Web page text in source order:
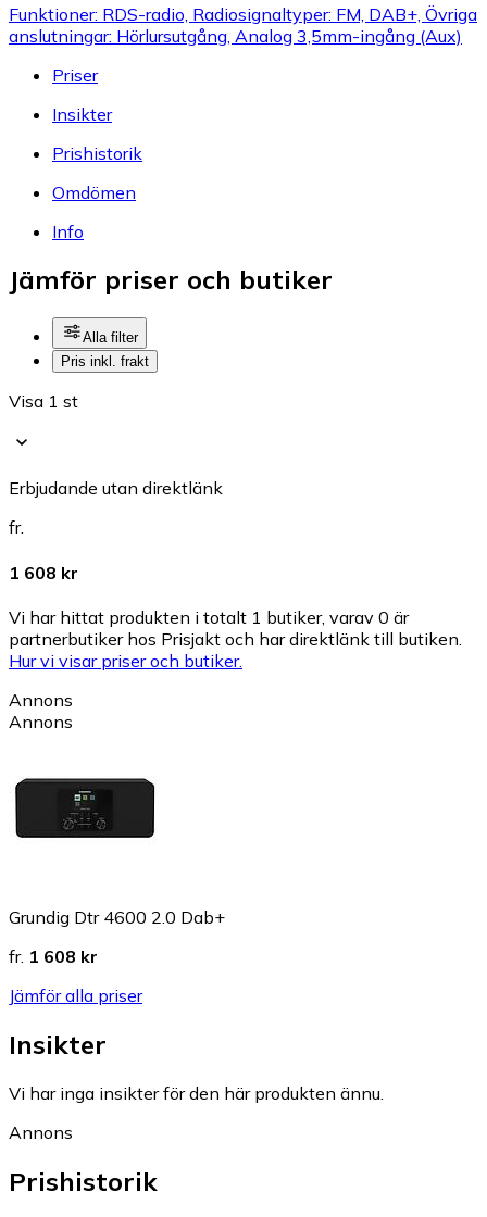
Funktioner: RDS-radio, Radiosignaltyper: FM, DAB+, Övriga
anslutningar: Hörlursutgång, Analog 3,5mm-ingång (Aux)
Priser
Insikter
Prishistorik
Omdömen
Info
Jämför priser och butiker
Alla filter
Pris inkl. frakt
Visa 1 st
Erbjudande utan direktlänk
fr.
1 608 kr
Vi har hittat produkten i totalt 1 butiker, varav 0 är
partnerbutiker hos Prisjakt och har direktlänk till butiken.
Hur vi visar priser och butiker.
Annons
Annons
Grundig Dtr 4600 2.0 Dab+
fr. 1 608 kr
Jämför alla priser
Insikter
Vi har inga insikter för den här produkten ännu.
Annons
Prishistorik